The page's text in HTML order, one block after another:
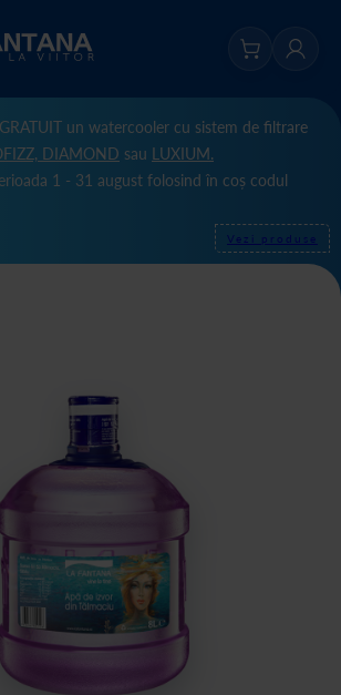
un watercooler cu sistem de filtrare
DIAMOND sau LUXIUM.
1 - 31 august folosind în coș codul
Vezi produse